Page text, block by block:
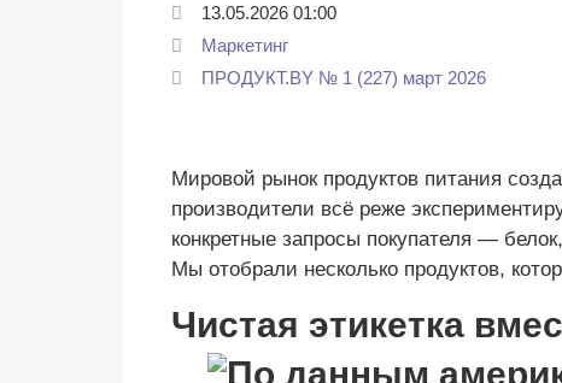
13.05.2026 01:00
Маркетинг
ПРОДУКТ.BY № 1 (227) март 2026
Мировой рынок продуктов питания
производители всё реже
конкретные запросы покупателя —
Мы отобрали несколько продуктов,
Чистая этикетка